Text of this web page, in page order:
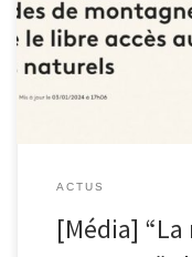
des-guides-de-
naturels-2899574.html
ACTUS
[Média]